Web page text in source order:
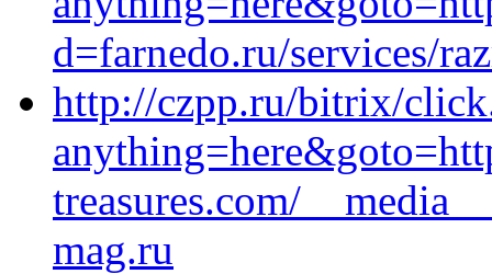
d=farnedo.ru/services/
http://czpp.ru/bitrix/
treasures.com/
mag.ru